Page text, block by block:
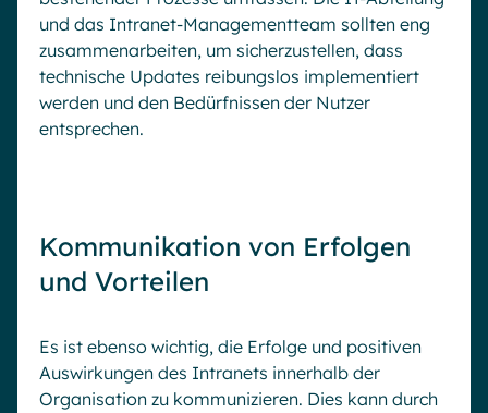
Demo anfordern
und das Intranet-Managementteam sollten eng
zusammenarbeiten, um sicherzustellen, dass
technische Updates reibungslos implementiert
werden und den Bedürfnissen der Nutzer
entsprechen.
Kommunikation von Erfolgen
und Vorteilen
Es ist ebenso wichtig, die Erfolge und positiven
Auswirkungen des Intranets innerhalb der
Organisation zu kommunizieren. Dies kann durch